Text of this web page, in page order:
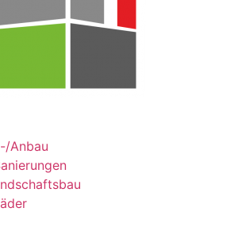
Anbau